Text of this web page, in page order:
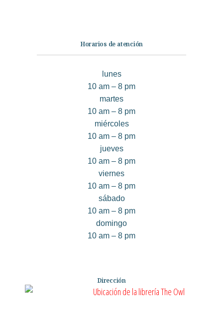
Horarios de atención
lunes
10 am – 8 pm
martes
10 am – 8 pm
miércoles
10 am – 8 pm
jueves
10 am – 8 pm
viernes
10 am – 8 pm
sábado
10 am – 8 pm
domingo
10 am – 8 pm
Dirección